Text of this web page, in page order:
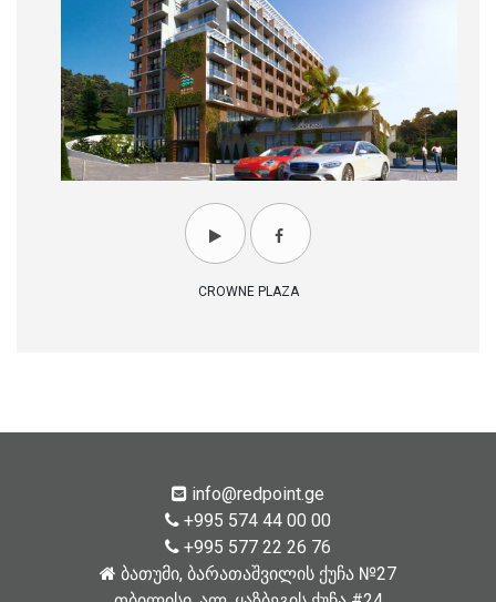
CROWNE PLAZA
info@redpoint.ge
+995 574 44 00 00
+995 577 22 26 76
ბათუმი, ბარათაშვილის ქუჩა №27